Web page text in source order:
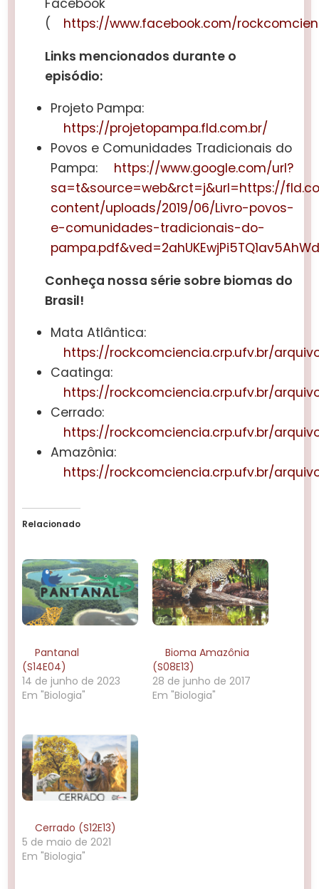
Facebook
(
https://www.facebook.com/
Links mencionados durante o
episódio:
Projeto Pampa:
https://projetopampa.fld.com.br/
Povos e Comunidades Tradicionais do
Pampa:
https://www.google.com/url?
sa=t&source=web&rct=j&url=https://
content/uploads/2019/06/Livro-povos-
e-comunidades-tradicionais-do-
Conheça nossa série sobre biomas do
Brasil!
Mata Atlântica:
https://rockcomciencia.crp.ufv.br/
Caatinga:
https://rockcomciencia.crp.ufv.br/
Cerrado:
https://rockcomciencia.crp.ufv.br/
Amazônia:
https://rockcomciencia.crp.ufv.br/
Relacionado
Pantanal
(S14E04)
14 de junho de 2023
Em "Biologia"
Bioma Amazônia
(S08E13)
28 de junho de 2017
Em "Biologia"
Cerrado (S12E13)
5 de maio de 2021
Em "Biologia"